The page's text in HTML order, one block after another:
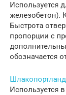
Используется
железобетон).
Быстрота
пропорции с
обозначается
Используется